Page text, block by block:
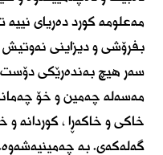
مەعلومە کورد دەریای
بفرۆشی و دیزاینی
سەر هیچ بەندەرێکی
مەسەلە چەمین و خۆ
خاکی و خاکەڕا ، کوردانە
گەلەکەی. بە